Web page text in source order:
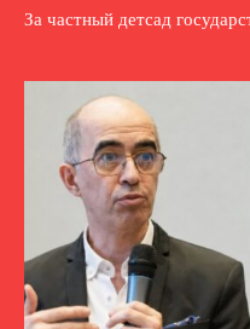
За частный детсад